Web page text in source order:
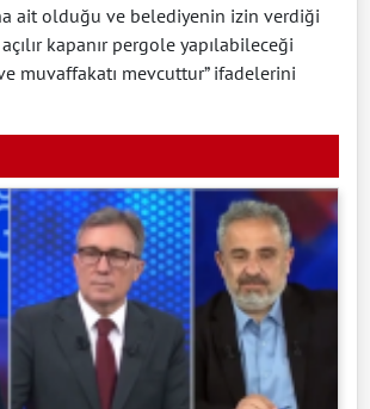
ait olduğu ve belediyenin izin verdiği
kapanır pergole yapılabileceği
muvaffakatı mevcuttur” ifadelerini